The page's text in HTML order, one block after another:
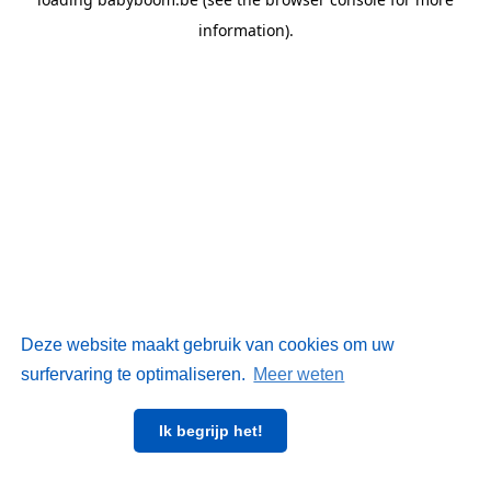
Deze website maakt gebruik van cookies om uw
surfervaring te optimaliseren. Meer weten
Ik begrijp het!
information).